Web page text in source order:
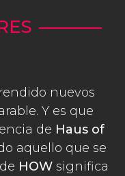
nuevos
Y es que
de Haus of
aquello que se
HOW significa